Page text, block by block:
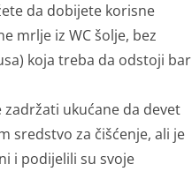
da dobijete korisne
mrlje iz WC šolje, bez
koja treba da odstoji bar
zadržati ukućane da devet
sredstvo za čišćenje, ali je
i podijelili su svoje